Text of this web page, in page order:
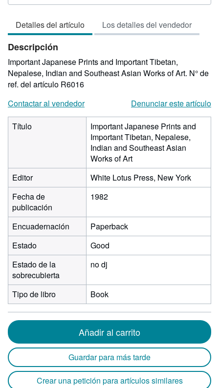
vendedor:
de
5
Detalles del artículo Los detalles del vendedor
Descripción
Important Japanese Prints and Important Tibetan,
Nepalese, Indian and Southeast Asian Works of Art. N° de
ref. del artículo R6016
Contactar al vendedor
Denunciar este artículo
Título
Important Japanese Prints and
Important Tibetan, Nepalese,
Indian and Southeast Asian
Works of Art
Editor
White Lotus Press, New York
Fecha de
publicación
1982
Encuadernación
Paperback
Estado
Good
Estado de la
sobrecubierta
no dj
Tipo de libro Book
Añadir al carrito
Guardar para más tarde
Crear una petición para artículos similares